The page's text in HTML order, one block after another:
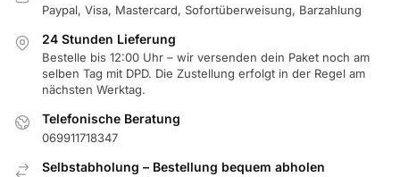
Paypal, Visa, Mastercard, Sofortüberweisung, Barzahlung
24 Stunden Lieferung
Bestelle bis 12:00 Uhr – wir versenden dein Paket noch am
selben Tag mit DPD. Die Zustellung erfolgt in der Regel am
nächsten Werktag.
Telefonische Beratung
069911718347
Selbstabholung – Bestellung bequem abholen